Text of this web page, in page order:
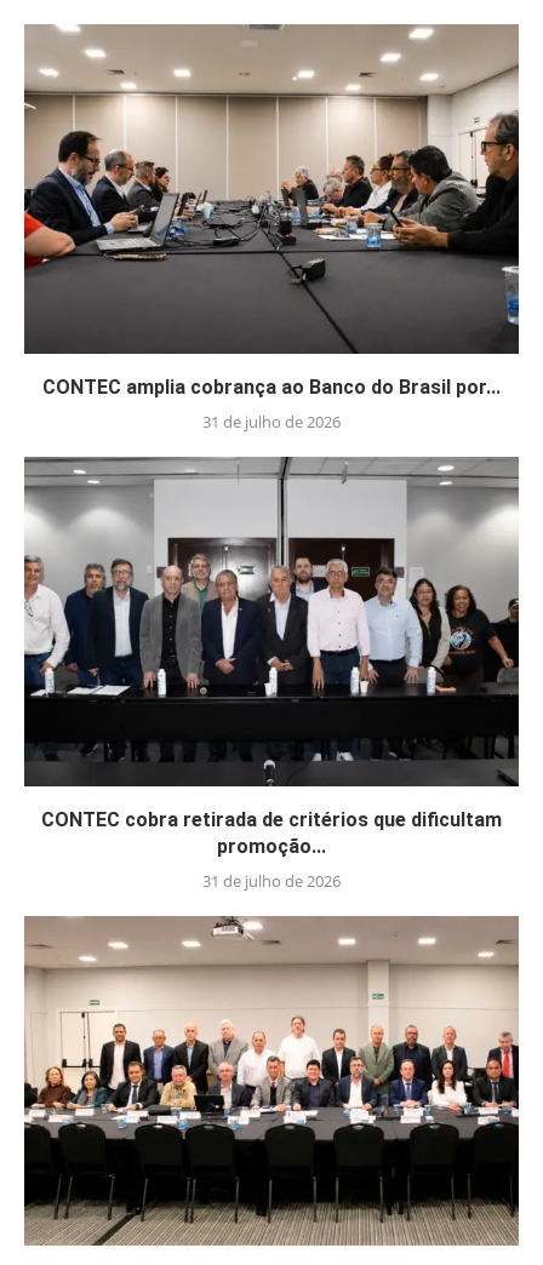
CONTEC amplia cobrança ao Banco do Brasil por...
31 de julho de 2026
CONTEC cobra retirada de critérios que dificultam
promoção...
31 de julho de 2026